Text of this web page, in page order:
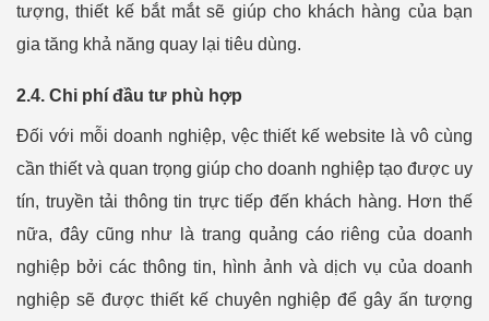
tượng, thiết kế bắt mắt sẽ giúp cho khách hàng của bạn
gia tăng khả năng quay lại tiêu dùng.
2.4. Chi phí đầu tư phù hợp
Đối với mỗi doanh nghiệp, vệc thiết kế website là vô cùng
cần thiết và quan trọng giúp cho doanh nghiệp tạo được uy
tín, truyền tải thông tin trực tiếp đến khách hàng. Hơn thế
nữa, đây cũng như là trang quảng cáo riêng của doanh
nghiệp bởi các thông tin, hình ảnh và dịch vụ của doanh
nghiệp sẽ được thiết kế chuyên nghiệp để gây ấn tượng